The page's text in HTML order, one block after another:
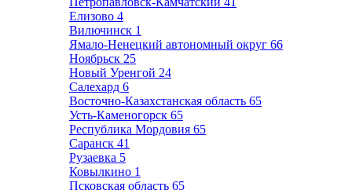
Елизово 4
Вилючинск 1
Ямало-Ненецкий автономный округ 66
Ноябрьск 25
Новый Уренгой 24
Салехард 6
Восточно-Казахстанская область 65
Усть-Каменогорск 65
Республика Мордовия 65
Саранск 41
Рузаевка 5
Ковылкино 1
Псковская область 65